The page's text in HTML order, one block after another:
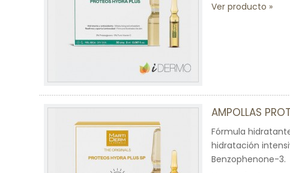
Ver producto
AMPOLLAS
Fórmula
hidratación
Benzophenone-3.